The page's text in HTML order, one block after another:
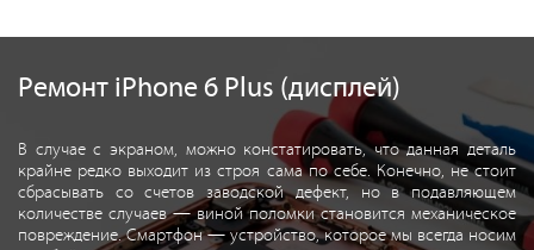
Ремонт iPhone 6 Plus (дисплей)
В случае с экраном, можно констатировать, что данная деталь
крайне редко выходит из строя сама по себе. Конечно, не стоит
сбрасывать со счетов заводской дефект, но в подавляющем
количестве случаев — виной поломки становится механическое
повреждение. Смартфон — устройство, которое мы всегда носим